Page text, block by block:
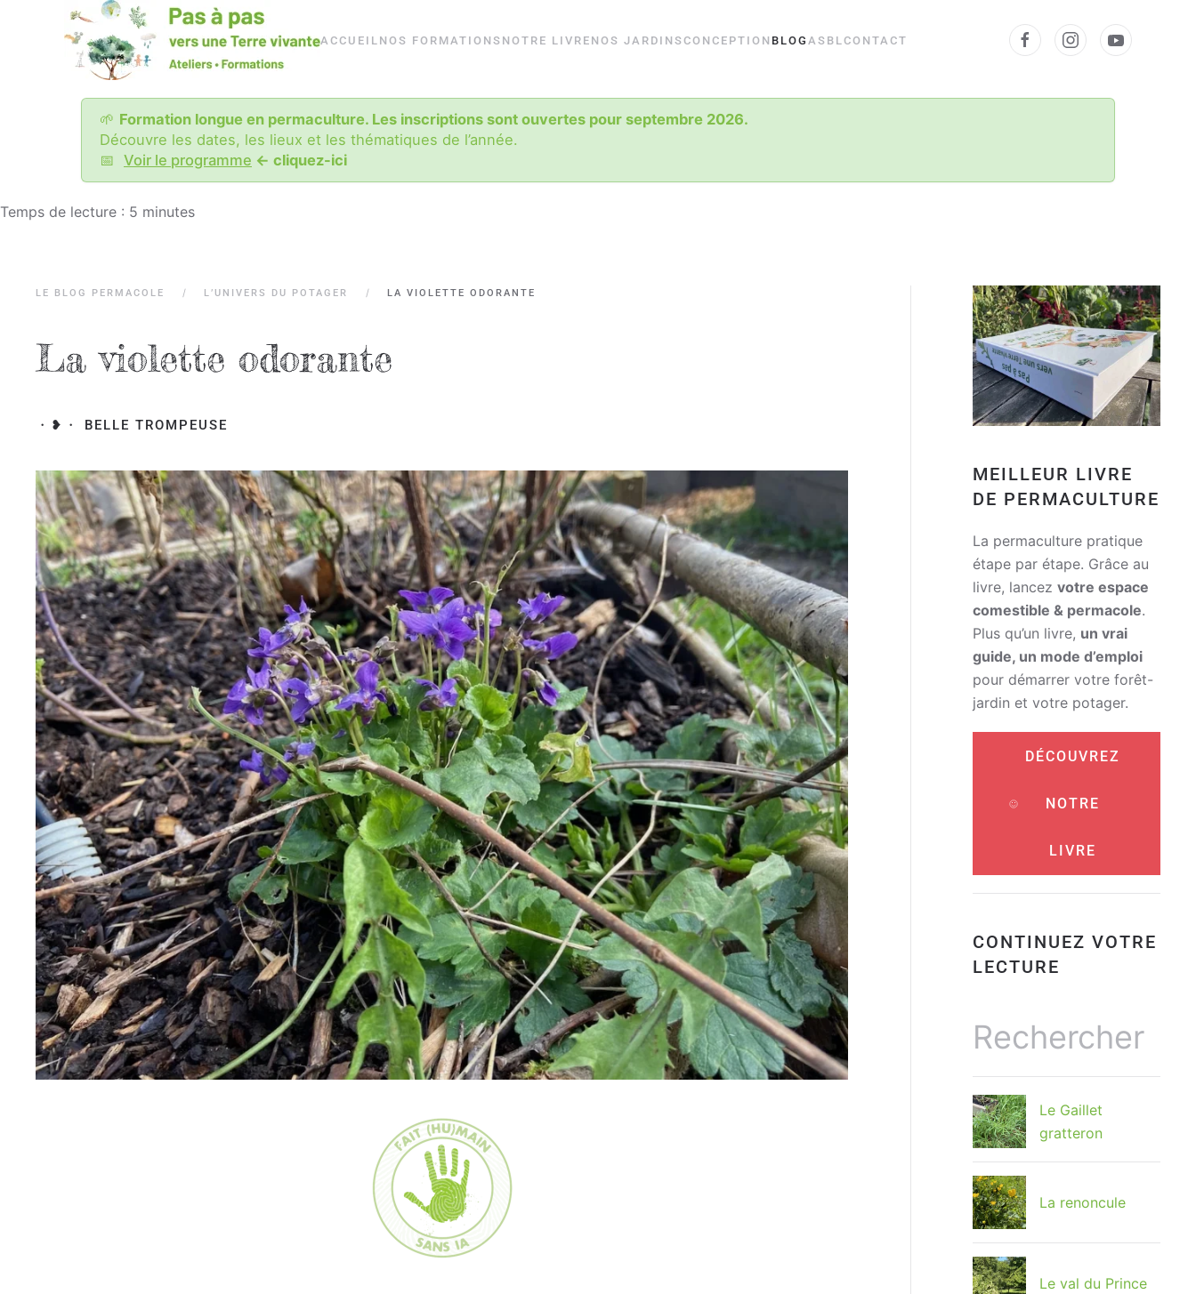
Passer
principal
ACCUEIL NOS FORMATIONS NOTRE LIVRE NOS JARDINSCONCEPTION BLOG ASBL CONTACT
🌱 Formation longue en permaculture. Les inscriptions sont ouvertes pour septembre 2026.
Découvre les dates, les lieux et les thématiques de l’année.
📅 Voir le programme <- cliquez-ici
Temps de lecture : 5 minutes
LE BLOG PERMACOLE L’UNIVERS DU POTAGER LA VIOLETTE ODORANTE
La violette odorante
・❥・ BELLE TROMPEUSE
MEILLEUR LIVRE
DE PERMACULTURE
La permaculture pratique
étape par étape. Grâce au
livre, lancez votre espace
comestible & permacole.
Plus qu’un livre, un vrai
guide, un mode d’emploi
pour démarrer votre forêt-
jardin et votre potager.
DÉCOUVREZ
NOTRE
LIVRE
CONTINUEZ VOTRE
LECTURE
Le Gaillet
gratteron
La renoncule
Le val du Prince